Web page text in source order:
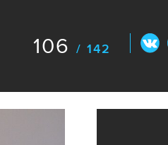
106 / 142